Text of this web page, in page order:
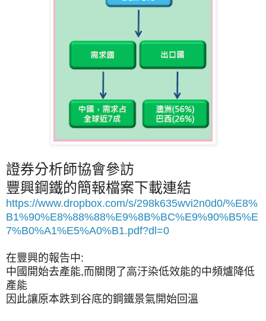
證券分析師協會參訪
豐興鋼鐵的簡報檔案下載連結
https://www.dropbox.com/s/298k635wvi2n0d0/%E8%
B1%90%E8%88%88%E9%8B%BC%E9%90%B5%E
7%B0%A1%E5%A0%B1.pdf?dl=0
在豐興的報告中:
中國開始去產能,而關閉了高汙染低效能的中頻爐降低
產能
因此讓原本跌到谷底的鋼鐵景氣開始回溫